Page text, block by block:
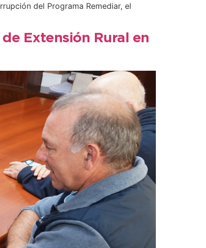
del Programa Remediar, el
Extensión Rural en